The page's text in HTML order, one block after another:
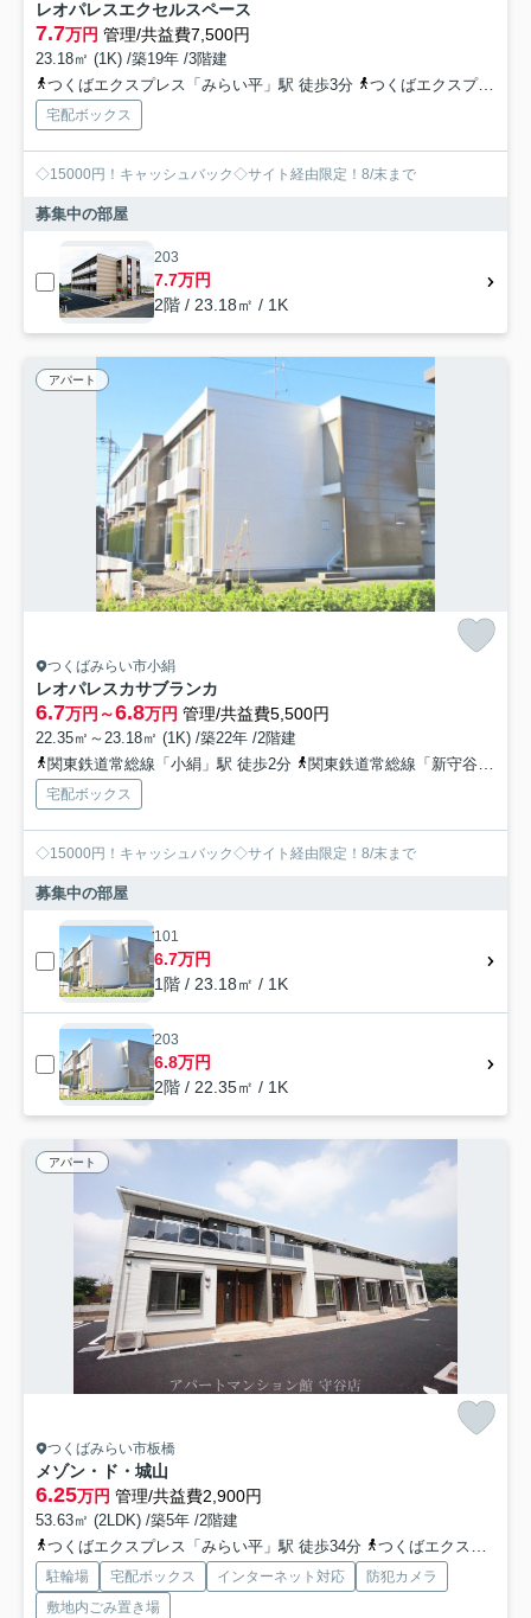
レオパレスエクセルスペース
7.7万円 管理/共益費7,500円
23.18㎡ (1K) /築19年 /3階建
つくばエクスプレス「みらい平」駅 徒歩3分
つくばエクスプレス「みどりの」駅 徒歩68分
宅配ボックス
◇15000円！キャッシュバック◇サイト経由限定！8/末まで
募集中の部屋
203
7.7万円
2階 / 23.18㎡ / 1K
アパート
つくばみらい市小絹
レオパレスカサブランカ
6.7万円～6.8万円 管理/共益費5,500円
22.35㎡～23.18㎡ (1K) /築22年 /2階建
関東鉄道常総線「小絹」駅 徒歩2分
関東鉄道常総線「新守谷」駅 徒歩22分
宅配ボックス
◇15000円！キャッシュバック◇サイト経由限定！8/末まで
募集中の部屋
101
6.7万円
1階 / 23.18㎡ / 1K
203
6.8万円
2階 / 22.35㎡ / 1K
アパート
つくばみらい市板橋
メゾン・ド・城山
6.25万円 管理/共益費2,900円
53.63㎡ (2LDK) /築5年 /2階建
つくばエクスプレス「みらい平」駅 徒歩34分
つくばエクスプレス「みどりの」駅 徒歩83分
駐輪場 宅配ボックス インターネット対応
防犯カメラ
敷地内ごみ置き場